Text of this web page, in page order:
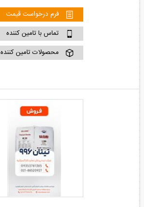
فرم درخواست قیمت
تماس با تامین کننده
محصولات تامین کننده